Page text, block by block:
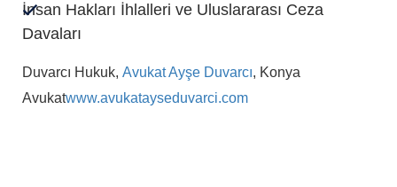
İnsan Hakları İhlalleri ve Uluslararası Ceza
Davaları
Duvarcı Hukuk,Avukat Ayşe Duvarcı, Konya
Avukatwww.avukatayseduvarci.com